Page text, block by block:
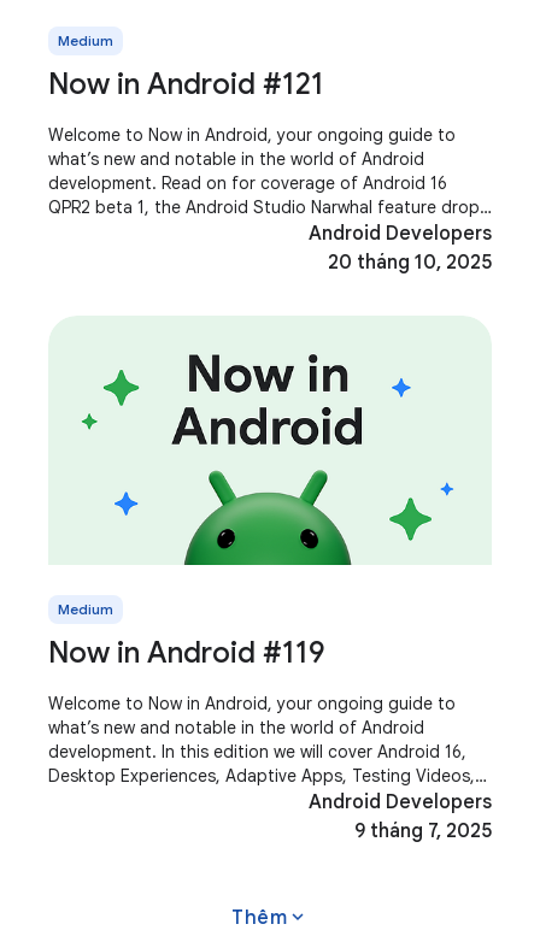
Medium
Now in Android #121
Welcome to Now in Android, your ongoing guide to
what’s new and notable in the world of Android
development. Read on for coverage of Android 16
QPR2 beta 1, the Android Studio Narwhal feature drop,
Jetpack Compose 1.9, Media 3 1.8, Shape Morphing and
Android Developers
20 tháng 10, 2025
Medium
Now in Android #119
Welcome to Now in Android, your ongoing guide to
what’s new and notable in the world of Android
development. In this edition we will cover Android 16,
Desktop Experiences, Adaptive Apps, Testing Videos,
AndroidX and more! Most of the content of this
Android Developers
9 tháng 7, 2025
Thêm expand_more